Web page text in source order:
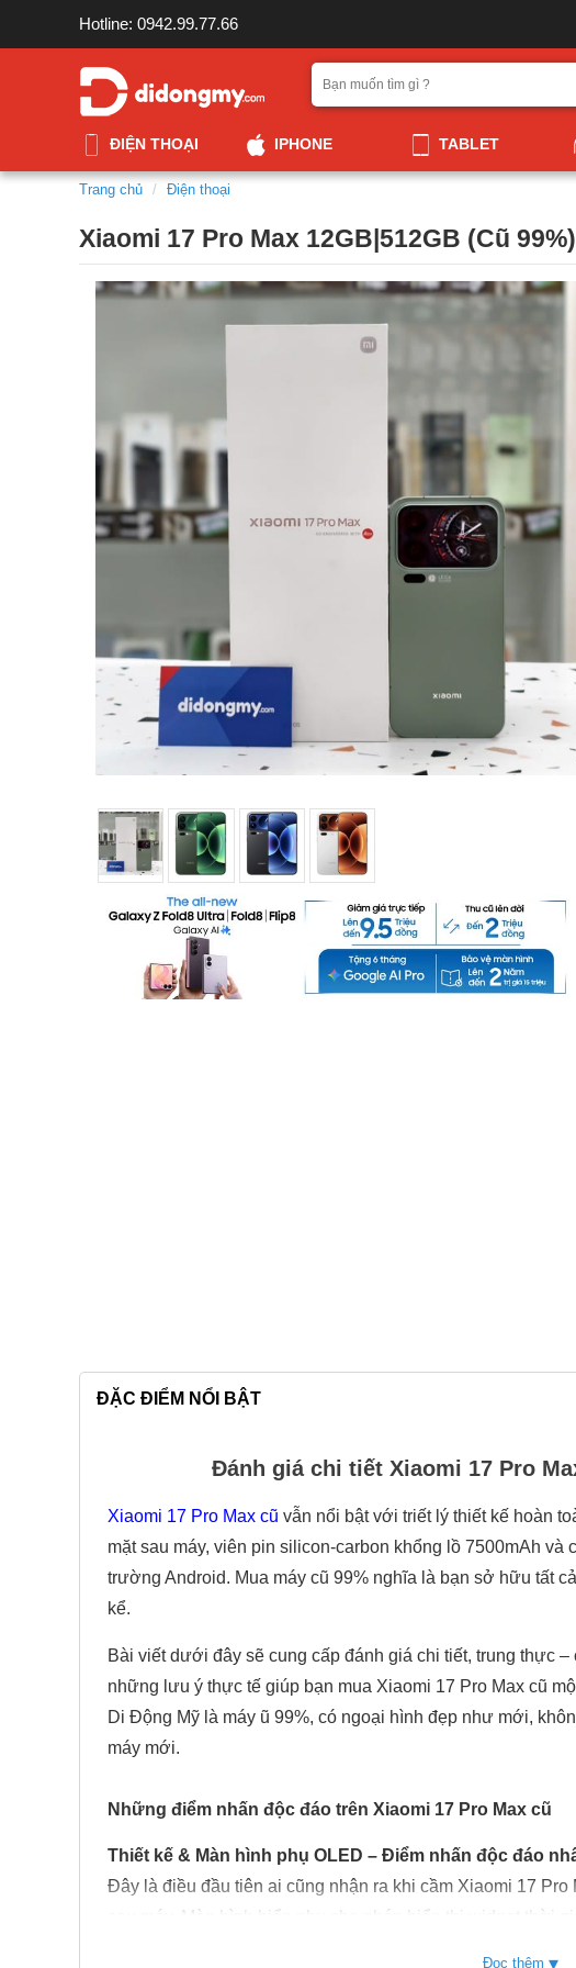
Hotline: 0942.99.77.66
ĐIỆN THOẠI IPHONE TABLET
Trang chủ Điện thoại
Xiaomi 17 Pro Max 12GB|512GB (Cũ 99%)
ĐẶC ĐIỂM NỔI BẬT
Đánh giá chi tiết Xiaomi 17 Pro
Xiaomi 17 Pro Max cũ vẫn nổi bật với triết lý thiết kế hoàn
mặt sau máy, viên pin silicon-carbon khổng lồ 7500mAh và
trường Android. Mua máy cũ 99% nghĩa là bạn sở hữu tất
kể.
Bài viết dưới đây sẽ cung cấp đánh giá chi tiết, trung thực
những lưu ý thực tế giúp bạn mua Xiaomi 17 Pro Max cũ
Di Động Mỹ là máy ũ 99%, có ngoại hình đẹp như mới,
máy mới.
Những điểm nhấn độc đáo trên Xiaomi 17 Pro Max cũ
Thiết kế & Màn hình phụ OLED – Điểm nhấn độc đáo
Đây là điều đầu tiên ai cũng nhận ra khi cầm Xiaomi 17 Pro
sau máy. Màn hình hiển phụ cho phép hiển thị widget thời
Đọc thêm ▾